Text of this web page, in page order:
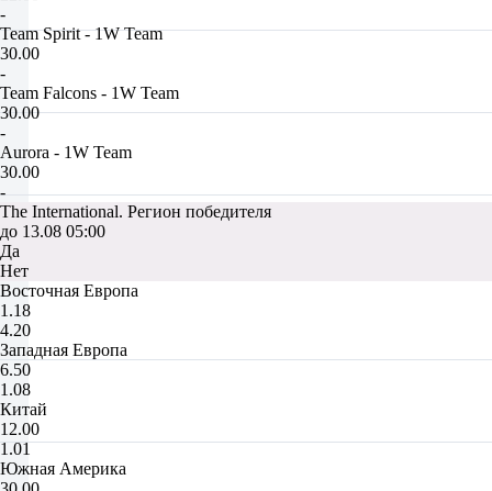
-
Team Spirit - 1W Team
30.00
-
Team Falcons - 1W Team
30.00
-
Aurora - 1W Team
30.00
-
The International. Регион победителя
до 13.08 05:00
Да
Нет
Восточная Европа
1.18
4.20
Западная Европа
6.50
1.08
Китай
12.00
1.01
Южная Америка